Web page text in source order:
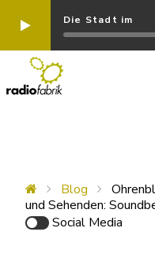
Die Stadt im
Blog
und Sehenden:
Social Media